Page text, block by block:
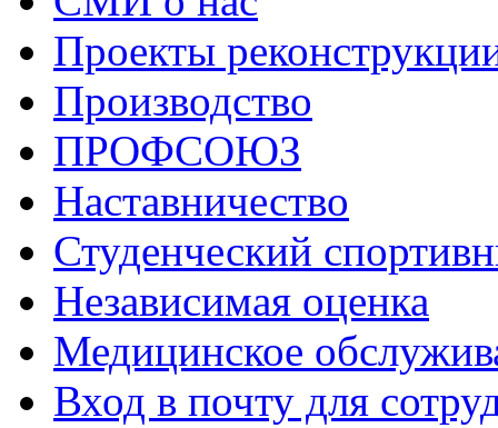
Проекты
Производство
ПРОФСОЮЗ
Наставничество
Студенческий
Независимая оценка
Медицинское
Вход в почту для